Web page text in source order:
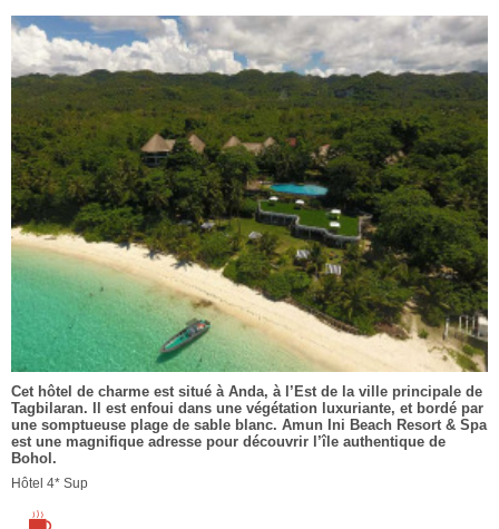
Cet hôtel de charme est situé à Anda, à l’Est de la ville principale de
Tagbilaran. Il est enfoui dans une végétation luxuriante, et bordé par
une somptueuse plage de sable blanc. Amun Ini Beach Resort & Spa
est une magnifique adresse pour découvrir l’île authentique de
Bohol.
Hôtel 4* Sup